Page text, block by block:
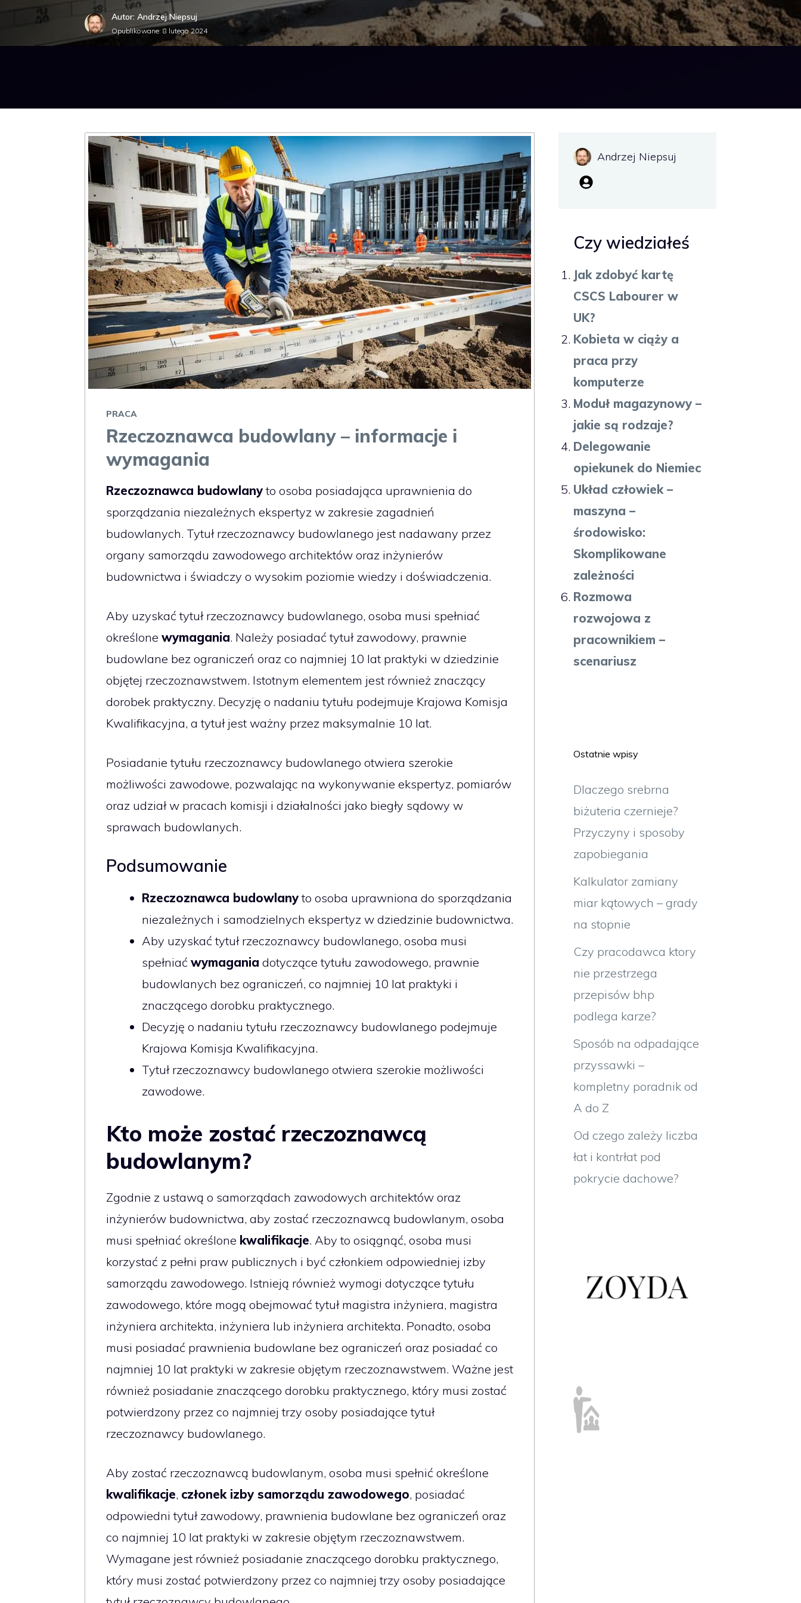
Autor: Andrzej Niepsuj
Opublikowane: 8 lutego 2024
PRACA
Rzeczoznawca budowlany – informacje i
wymagania
Rzeczoznawca budowlanyto osoba posiadająca uprawnienia do
sporządzania niezależnych ekspertyz w zakresie zagadnień
budowlanych. Tytuł rzeczoznawcy budowlanego jest nadawany przez
organy samorządu zawodowego architektów oraz inżynierów
budownictwa i świadczy o wysokim poziomie wiedzy i doświadczenia.
Aby uzyskać tytuł rzeczoznawcy budowlanego, osoba musi spełniać
określone wymagania. Należy posiadać tytuł zawodowy, prawnie
budowlane bez ograniczeń oraz co najmniej 10 lat praktyki w dziedzinie
objętej rzeczoznawstwem. Istotnym elementem jest również znaczący
dorobek praktyczny. Decyzję o nadaniu tytułu podejmuje Krajowa Komisja
Kwalifikacyjna, a tytuł jest ważny przez maksymalnie 10 lat.
Posiadanie tytułu rzeczoznawcy budowlanego otwiera szerokie
możliwości zawodowe, pozwalając na wykonywanie ekspertyz, pomiarów
oraz udział w pracach komisji i działalności jako biegły sądowy w
sprawach budowlanych.
Podsumowanie
Rzeczoznawca budowlanyto osoba uprawniona do sporządzania
niezależnych i samodzielnych ekspertyz w dziedzinie budownictwa.
Aby uzyskać tytuł rzeczoznawcy budowlanego, osoba musi
spełniać wymagania dotyczące tytułu zawodowego, prawnie
budowlanych bez ograniczeń, co najmniej 10 lat praktyki i
znaczącego dorobku praktycznego.
Decyzję o nadaniu tytułu rzeczoznawcy budowlanego podejmuje
Krajowa Komisja Kwalifikacyjna.
Tytuł rzeczoznawcy budowlanego otwiera szerokie możliwości
zawodowe.
Kto może zostać rzeczoznawcą
budowlanym?
Zgodnie z ustawą o samorządach zawodowych architektów oraz
inżynierów budownictwa, aby zostać rzeczoznawcą budowlanym, osoba
musi spełniać określone kwalifikacje. Aby to osiągnąć, osoba musi
korzystać z pełni praw publicznych i być członkiem odpowiedniej izby
samorządu zawodowego. Istnieją również wymogi dotyczące tytułu
zawodowego, które mogą obejmować tytuł magistra inżyniera, magistra
inżyniera architekta, inżyniera lub inżyniera architekta. Ponadto, osoba
musi posiadać prawnienia budowlane bez ograniczeń oraz posiadać co
najmniej 10 lat praktyki w zakresie objętym rzeczoznawstwem. Ważne jest
również posiadanie znaczącego dorobku praktycznego, który musi zostać
potwierdzony przez co najmniej trzy osoby posiadające tytuł
rzeczoznawcy budowlanego.
Aby zostać rzeczoznawcą budowlanym, osoba musi spełnić określone
kwalifikacje, członek izby samorządu zawodowego, posiadać
odpowiedni tytuł zawodowy, prawnienia budowlane bez ograniczeń oraz
co najmniej 10 lat praktyki w zakresie objętym rzeczoznawstwem.
Wymagane jest również posiadanie znaczącego dorobku praktycznego,
który musi zostać potwierdzony przez co najmniej trzy osoby posiadające
Andrzej Niepsuj
Czy wiedziałeś
Jak zdobyć kartę
CSCS Labourer w
UK?
Kobieta w ciąży a
praca przy
komputerze
Moduł magazynowy –
jakie są rodzaje?
Delegowanie
opiekunek do Niemiec
Układ człowiek –
maszyna –
środowisko:
Skomplikowane
zależności
Rozmowa
rozwojowa z
pracownikiem –
scenariusz
Ostatnie wpisy
Dlaczego srebrna
biżuteria czernieje?
Przyczyny i sposoby
zapobiegania
Kalkulator zamiany
miar kątowych – grady
na stopnie
Czy pracodawca ktory
nie przestrzega
przepisów bhp
podlega karze?
Sposób na odpadające
przyssawki –
kompletny poradnik od
A do Z
Od czego zależy liczba
łat i kontrłat pod
pokrycie dachowe?